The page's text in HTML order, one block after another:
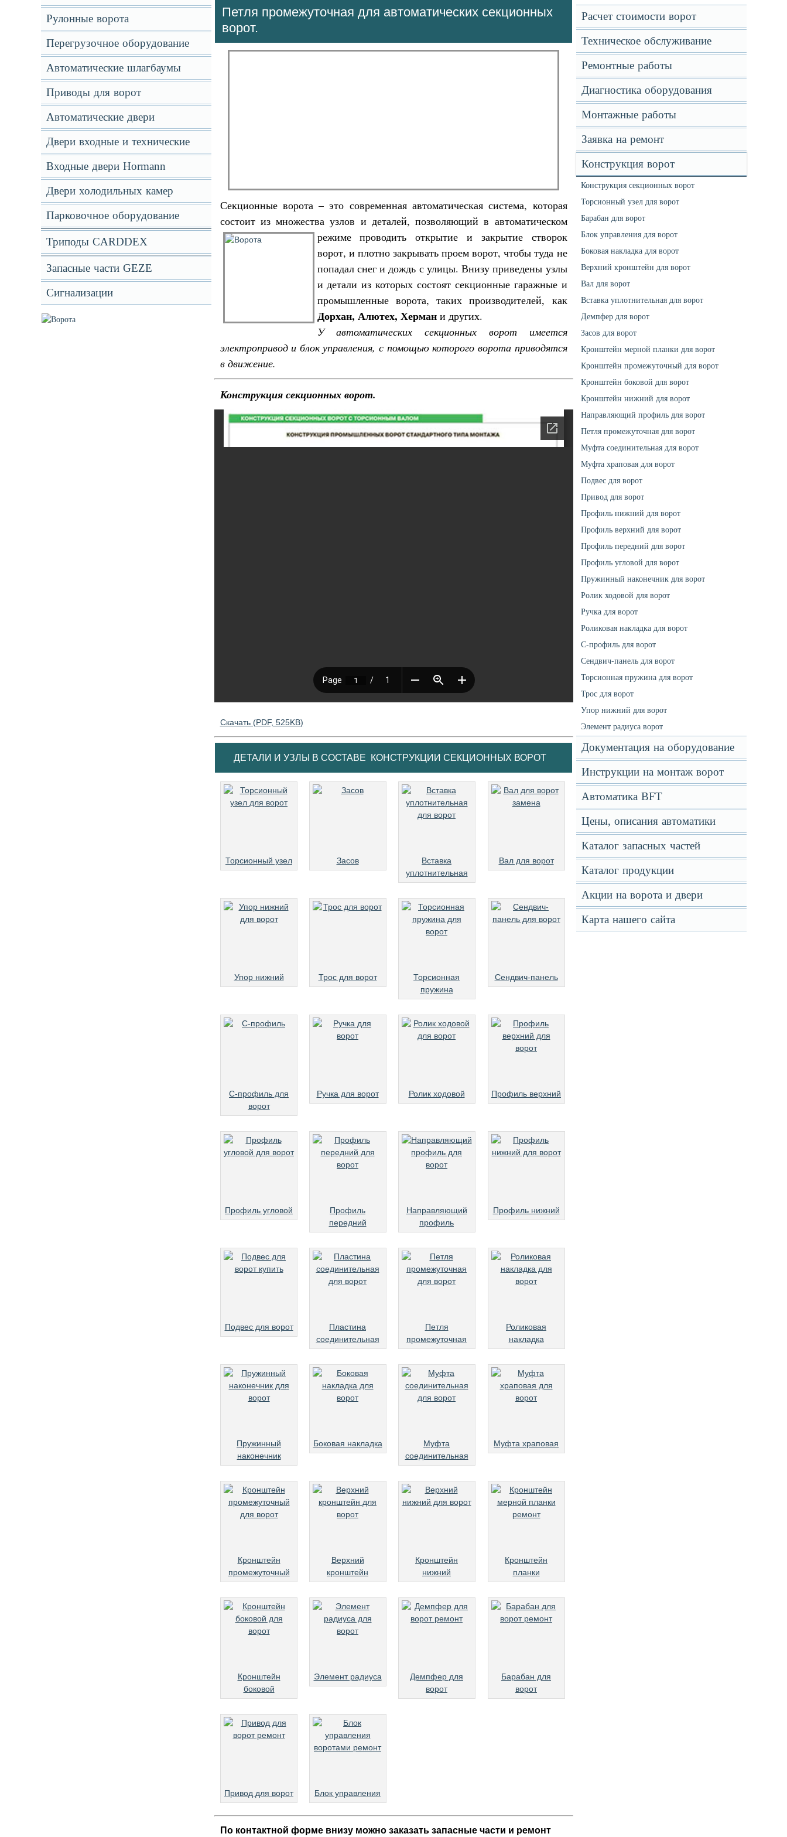
Рулонные ворота
Перегрузочное оборудование
Автоматические шлагбаумы
Приводы для ворот
Автоматические двери
Двери входные и технические
Входные двери Hormann
Двери холодильных камер
Парковочное оборудование
Триподы CARDDEX
Запасные части GEZE
Сигнализации
Петля промежуточная для автоматических секционных
ворот.
Секционные ворота – это современная автоматическая система, которая
состоит из множества узлов и деталей, позволяющий в автоматическом
режиме проводить открытие и закрытие створок
ворот, и плотно закрывать проем ворот, чтобы туда не
попадал снег и дождь с улицы. Внизу приведены узлы
и детали из которых состоят секционные гаражные и
промышленные ворота, таких производителей, как
Дорхан, Алютех, Хермани других.
У автоматических секционных ворот имеется
электропривод и блок управления, с помощью которого ворота приводятся
в движение.
Конструкция секционных ворот.
Скачать (PDF, 525KB)
ДЕТАЛИ И УЗЛЫ В СОСТАВЕ КОНСТРУКЦИИ СЕКЦИОННЫХ ВОРОТ
Торсионный узел Засов
Вставка
уплотнительная
Вал для ворот
Упор нижний Трос для ворот
Торсионная
пружина
Сендвич-панель
С-профиль для
ворот
Ручка для ворот Ролик ходовой Профиль верхний
Профиль угловой
Профиль
передний
Направляющий
профиль
Профиль нижний
Подвес для ворот
Пластина
соединительная
Петля
промежуточная
Роликовая
накладка
Пружинный
наконечник
Боковая накладка
Муфта
соединительная
Муфта храповая
Кронштейн
промежуточный
Верхний
кронштейн
Кронштейн
нижний
Кронштейн
планки
Кронштейн
боковой
Элемент радиуса
Демпфер для
ворот
Барабан для
ворот
Привод для ворот Блок управления
По контактной форме внизу можно заказать запасные части и ремонт
Расчет стоимости ворот
Техническое обслуживание
Ремонтные работы
Диагностика оборудования
Монтажные работы
Заявка на ремонт
Конструкция ворот
Конструкция секционных ворот
Торсионный узел для ворот
Барабан для ворот
Блок управления для ворот
Боковая накладка для ворот
Верхний кронштейн для ворот
Вал для ворот
Вставка уплотнительная для ворот
Демпфер для ворот
Засов для ворот
Кронштейн мерной планки для ворот
Кронштейн промежуточный для ворот
Кронштейн боковой для ворот
Кронштейн нижний для ворот
Направляющий профиль для ворот
Петля промежуточная для ворот
Муфта соединительная для ворот
Муфта храповая для ворот
Подвес для ворот
Привод для ворот
Профиль нижний для ворот
Профиль верхний для ворот
Профиль передний для ворот
Профиль угловой для ворот
Пружинный наконечник для ворот
Ролик ходовой для ворот
Ручка для ворот
Роликовая накладка для ворот
С-профиль для ворот
Сендвич-панель для ворот
Торсионная пружина для ворот
Трос для ворот
Упор нижний для ворот
Элемент радиуса ворот
Документация на оборудование
Инструкции на монтаж ворот
Автоматика BFT
Цены, описания автоматики
Каталог запасных частей
Каталог продукции
Акции на ворота и двери
Карта нашего сайта